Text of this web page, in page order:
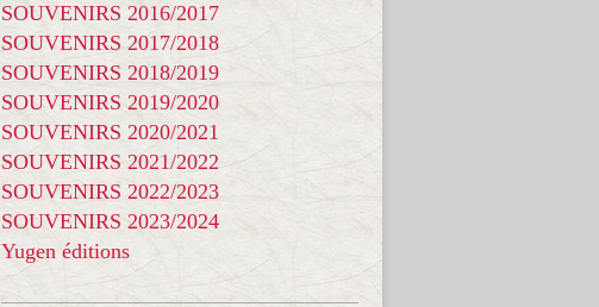
SOUVENIRS 2016/2017
SOUVENIRS 2017/2018
SOUVENIRS 2018/2019
SOUVENIRS 2019/2020
SOUVENIRS 2020/2021
SOUVENIRS 2021/2022
SOUVENIRS 2022/2023
SOUVENIRS 2023/2024
Yugen éditions